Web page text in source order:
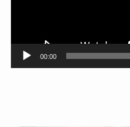
00:00